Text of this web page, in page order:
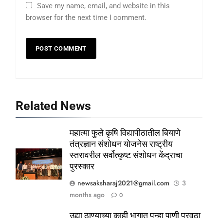
Save my name, email, and website in this
browser for the next time I comment.
Related News
महात्मा फुले कृषि विद्यापीठातील बियाणे
तंत्रज्ञान संशोधन योजनेस राष्ट्रीय
स्तरावरील सर्वोत्कृष्ट संशोधन केंद्राचा
पुरस्कार
newsaksharaj2021@gmail.com
3
months ago
0
उद्या ठाण्याच्या काही भागात पुन्हा पाणी पुरवठा